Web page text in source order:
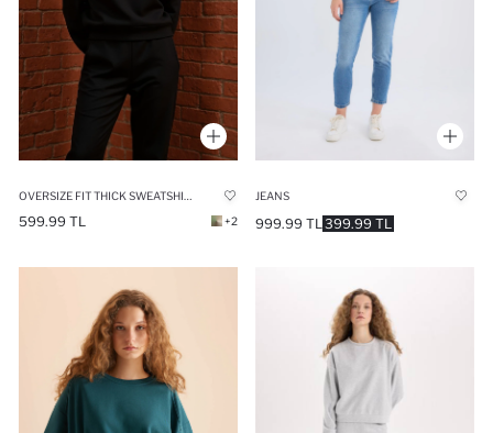
599.99 TL +2
JEANS
399.99 TL
999.99 TL